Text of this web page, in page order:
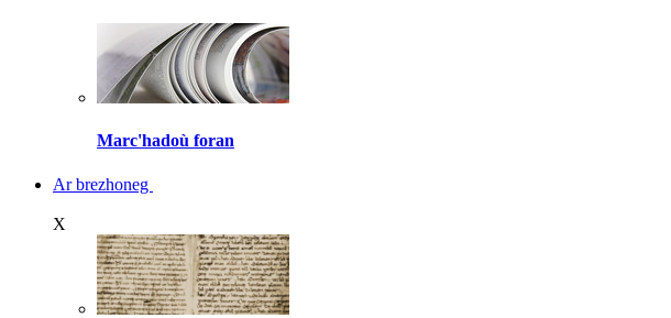
Marc'hadoù foran
Ar brezhoneg
X